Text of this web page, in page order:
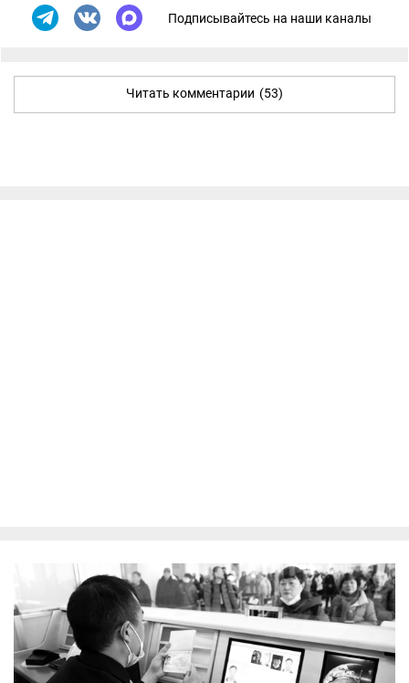
Подписывайтесь на наши каналы
Читать комментарии (53)